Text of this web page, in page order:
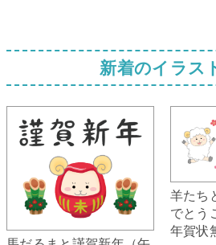
新着のイラス
羊たち
でとう
年賀状